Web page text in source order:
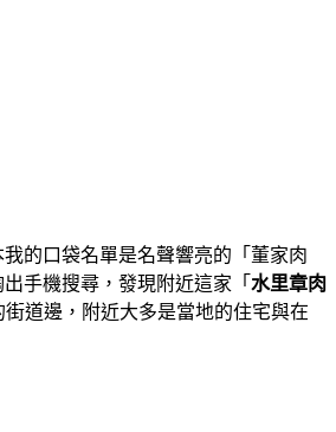
的口袋名單是名聲響亮的「董家肉
手機搜尋，發現附近這家「 水里章肉
道邊，附近大多是當地的住宅與在